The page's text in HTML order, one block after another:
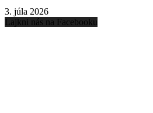
3. júla 2026
Lajkni nás na Facebooku